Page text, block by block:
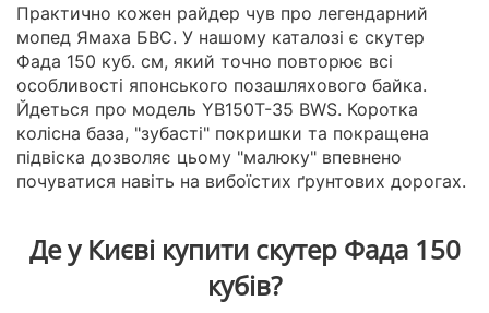
Практично кожен райдер чув про легендарний
мопед Ямаха БВС. У нашому каталозі є скутер
Фада 150 куб. см, який точно повторює всі
особливості японського позашляхового байка.
Йдеться про модель YB150T-35 BWS. Коротка
колісна база, "зубасті" покришки та покращена
підвіска дозволяє цьому "малюку" впевнено
почуватися навіть на вибоїстих ґрунтових дорогах.
Де у Києві купити скутер Фада 150
кубів?